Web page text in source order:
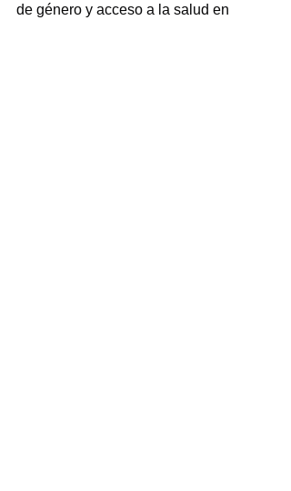
de género y acceso a la salud en